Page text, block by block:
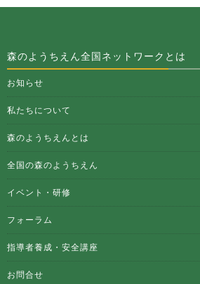
森のようちえん全国ネットワークとは
お知らせ
私たちについて
森のようちえんとは
全国の森のようちえん
イベント・研修
フォーラム
指導者養成・安全講座
お問合せ